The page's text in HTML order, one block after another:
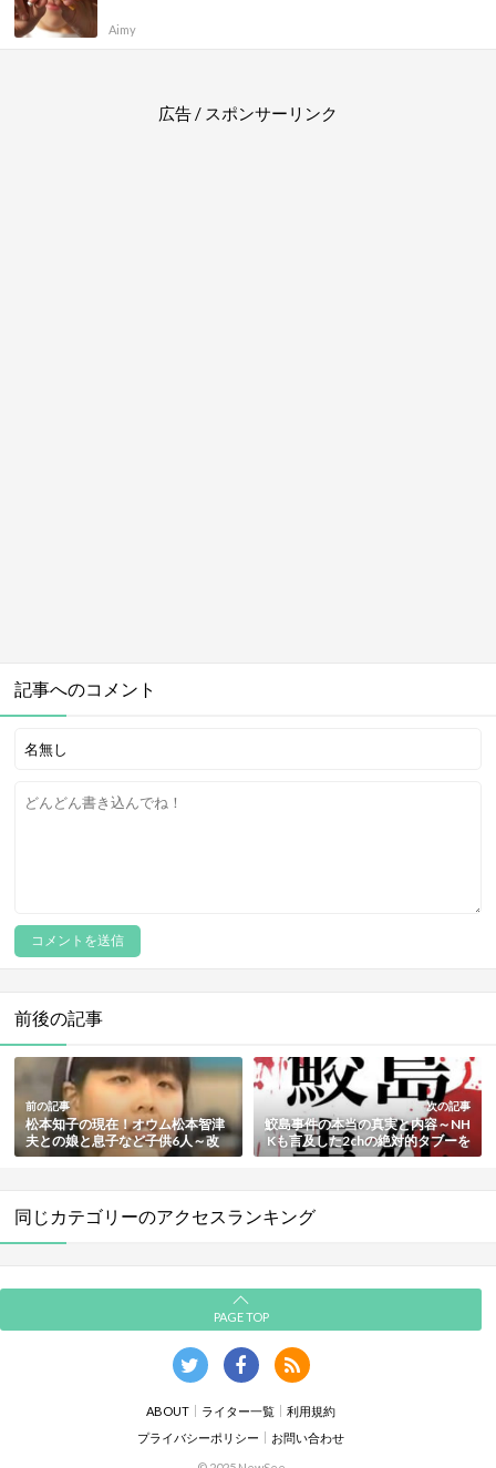
Aimy
広告 / スポンサーリンク
記事へのコメント
前後の記事
前の記事
松本知子の現在！オウム松本智津
夫との娘と息子など子供6人～改
名やアレフとの関わりも総まとめ
次の記事
鮫島事件の本当の真実と内容～NH
Kも言及した2chの絶対的タブーを
紹介
同じカテゴリーのアクセスランキング
PAGE TOP
ABOUT ライター一覧
利用規約
プライバシーポリシー
お問い合わせ